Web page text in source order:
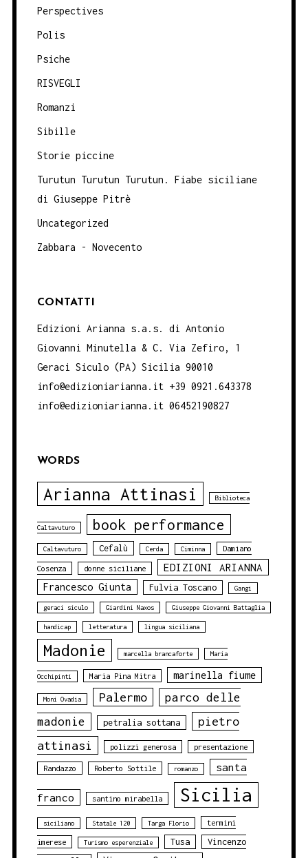
Perspectives
Polis
Psiche
RISVEGLI
Romanzi
Sibille
Storie piccine
Turutun Turutun Turutun. Fiabe siciliane
di Giuseppe Pitrè
Uncategorized
Zabbara - Novecento
CONTATTI
Edizioni Arianna s.a.s. di Antonio
Giovanni Minutella & C. Via Zefiro, 1
Geraci Siculo (PA) Sicilia 90010
info@edizioniarianna.it +39 0921.643378
info@edizioniarianna.it 06452190827
WORDS
Arianna Attinasi Biblioteca
Caltavuturo book performance
Caltavuturo Cefalù Cerda Ciminna Damiano
Cosenza donne siciliane EDIZIONI ARIANNA
Francesco Giunta Fulvia Toscano Gangi
geraci siculo Giardini Naxos Giuseppe Giovanni Battaglia
handicap letteratura lingua siciliana
Madonie marcella brancaforte Maria
Occhipinti Maria Pina Mitra marinella fiume
Moni Ovadia Palermo
parco delle
madonie
petralia sottana
pietro
attinasi
polizzi generosa presentazione
Randazzo Roberto Sottile romanzo santa
franco santino mirabella Sicilia
siciliano Statale 120 Targa Florio termini
imerese Turismo esperenziale Tusa
Vincenzo